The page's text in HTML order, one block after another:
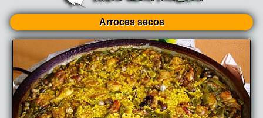
Arroces secos